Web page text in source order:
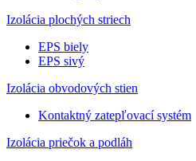
Izolácia plochých striech
EPS biely
EPS sivý
Izolácia obvodových stien
Kontaktný zatepľovací systém
Izolácia priečok a podláh